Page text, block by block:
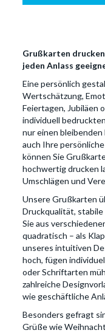
Grußkarten
jeden Anlass
Eine persönlich
Wertschätzung,
Feiertagen, Jubiläen
individuell bedruckten
nur einen
auch Ihre
können Sie
hochwertig drucken
Umschlägen und
Unsere Grußkarten
Druckqualität, stabile
Sie aus
quadratisch – als
unseres intuitiven
hoch, fügen
oder Schriftarten
zahlreiche
wie geschäftliche
Besonders gefragt
Grüße wie